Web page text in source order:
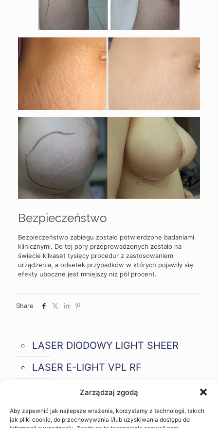
Zarządzaj zgodą
Aby zapewnić jak najlepsze wrażenia, korzystamy z technologii, takich
jak pliki cookie, do przechowywania i/lub uzyskiwania dostępu do
Bezpieczeństwo
Bezpieczeństwo zabiegu zostało potwierdzone badaniami
klinicznymi. Do tej pory przeprowadzonych zostało na
świecie kilkaset tysięcy procedur z zastosowaniem
urządzenia, a odsetek przypadków w których pojawiły się
efekty uboczne jest mniejszy niż pół procent.
Share
LASER DIODOWY LIGHT SHEER
LASER E-LIGHT VPL RF
LASER SHR